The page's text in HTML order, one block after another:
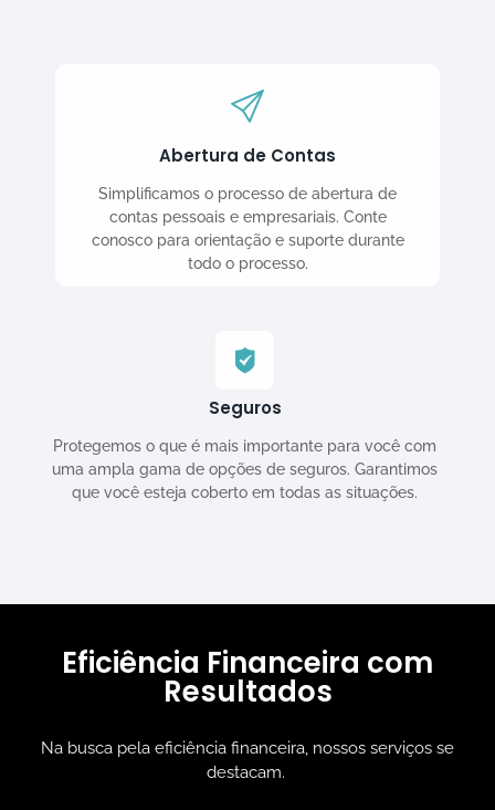
Abertura de Contas
Simplificamos o processo de abertura de
contas pessoais e empresariais. Conte
conosco para orientação e suporte durante
todo o processo.
Seguros
Protegemos o que é mais importante para você com
uma ampla gama de opções de seguros. Garantimos
que você esteja coberto em todas as situações.
Eficiência Financeira com
Resultados
Na busca pela eficiência financeira, nossos serviços se
destacam.